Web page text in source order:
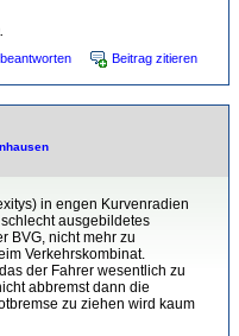
Beitrag zitieren
in engen Kurvenradien
ausgebildetes
BVG, nicht mehr zu
Verkehrskombinat.
der Fahrer wesentlich zu
abbremst dann die
zu ziehen wird kaum